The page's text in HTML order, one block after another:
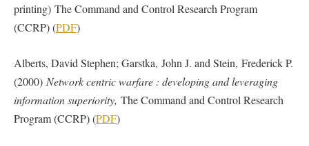
printing) The Command and Control Research Program
(CCRP) (PDF)
Alberts, David Stephen; Garstka, John J. and Stein, Frederick P.
(2000) Network centric warfare : developing and leveraging
information superiority, The Command and Control Research
Program (CCRP) (PDF)